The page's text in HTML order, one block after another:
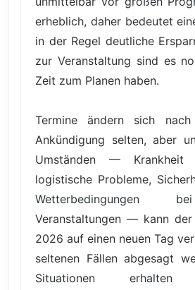
erheblich, daher bedeutet
in der Regel deutliche
zur Veranstaltung sind es
Zeit zum Planen haben.
Termine ändern sich
Ankündigung selten, aber
Umständen — Krankheit
logistische Probleme,
Wetterbedingungen
Veranstaltungen — kann
2026 auf einen neuen Tag
seltenen Fällen abgesagt
Situationen